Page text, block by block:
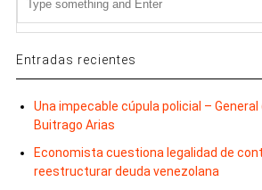
Entradas recientes
Una impecable cúpula policial – General
Buitrago Arias
Economista cuestiona legalidad de
reestructurar deuda venezolana